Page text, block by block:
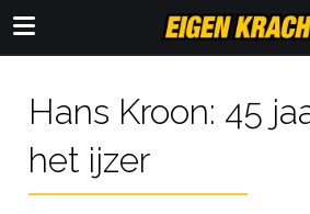
Hans Kroon: 45
het ijzer